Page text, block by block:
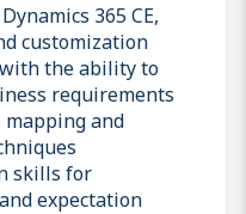
365 CE,
customization
the ability to
requirements
and
skills for
expectation